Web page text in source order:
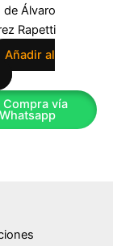
de Álvaro
Rapetti
Añadir al
Compra vía
Whatsapp